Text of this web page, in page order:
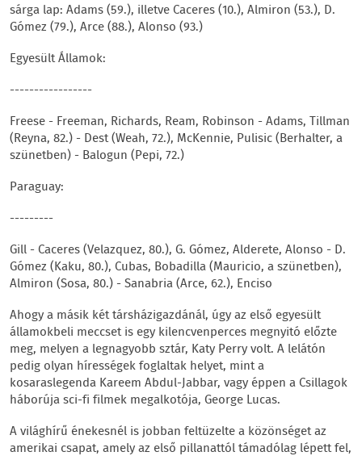
sárga lap: Adams (59.), illetve Caceres (10.), Almiron (53.), D.
Gómez (79.), Arce (88.), Alonso (93.)
Egyesült Államok:
-----------------
Freese - Freeman, Richards, Ream, Robinson - Adams, Tillman
(Reyna, 82.) - Dest (Weah, 72.), McKennie, Pulisic (Berhalter, a
szünetben) - Balogun (Pepi, 72.)
Paraguay:
---------
Gill - Caceres (Velazquez, 80.), G. Gómez, Alderete, Alonso - D.
Gómez (Kaku, 80.), Cubas, Bobadilla (Mauricio, a szünetben),
Almiron (Sosa, 80.) - Sanabria (Arce, 62.), Enciso
Ahogy a másik két társházigazdánál, úgy az első egyesült
államokbeli meccset is egy kilencvenperces megnyitó előzte
meg, melyen a legnagyobb sztár, Katy Perry volt. A lelátón
pedig olyan hírességek foglaltak helyet, mint a
kosaraslegenda Kareem Abdul-Jabbar, vagy éppen a Csillagok
háborúja sci-fi filmek megalkotója, George Lucas.
A világhírű énekesnél is jobban feltüzelte a közönséget az
amerikai csapat, amely az első pillanattól támadólag lépett fel,